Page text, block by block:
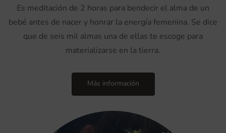
Es meditación de 2 horas para bendecir el alma de un
bebé antes de nacer y honrar la energía femenina. Se dice
que de seis mil almas una de ellas te escoge para
materializarse en la tierra.
Más información